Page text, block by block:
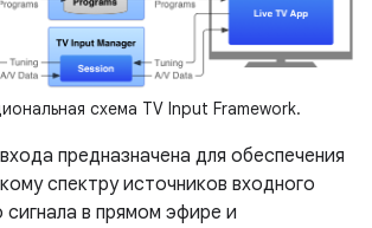
схема TV Input Framework.
предназначена для обеспечения
спектру источников входного
сигнала в прямом эфире и